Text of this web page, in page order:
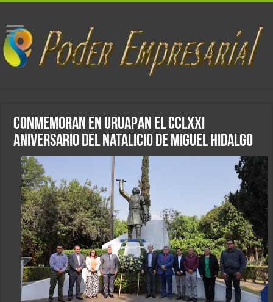
Conmemoran en Uruapan el CCLXXI
aniversario del natalicio de Miguel Hidalgo